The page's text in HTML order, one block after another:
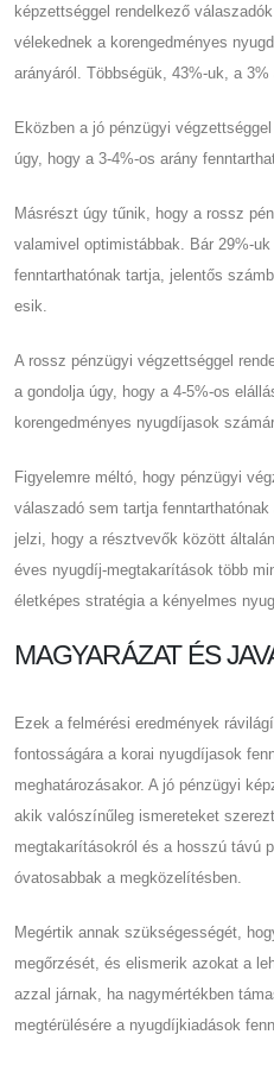
képzettséggel rendelkező
vélekednek a korengedményes
arányáról. Többségük, 43%-uk, a
Eközben a jó pénzügyi
úgy, hogy a 3-4%-os arány
Másrészt úgy tűnik, hogy a rossz
valamivel optimistábbak. Bár 29%-
fenntarthatónak tartja, jelentős
esik.
A rossz pénzügyi végzettséggel
a gondolja úgy, hogy a 4-5%-os
korengedményes nyugdíjasok
Figyelemre méltó, hogy pénzügyi
válaszadó sem tartja
jelzi, hogy a résztvevők között
éves nyugdíj-megtakarítások több
életképes stratégia a kényelmes
MAGYARÁZAT ÉS
Ezek a felmérési eredmények
fontosságára a korai nyugdíjasok
meghatározásakor. A jó pénzügyi
akik valószínűleg ismereteket
megtakarításokról és a hosszú távú
óvatosabbak a megközelítésben.
Megértik annak szükségességét,
megőrzését, és elismerik azokat a
azzal járnak, ha nagymértékben
megtérülésére a nyugdíjkiadások